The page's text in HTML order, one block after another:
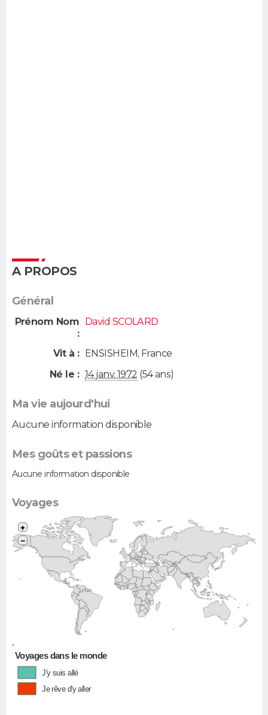
A PROPOS
Général
Prénom Nom
:
David SCOLARD
Vit à : ENSISHEIM, France
Né le : 14 janv. 1972 (54 ans)
Ma vie aujourd'hui
Aucune information disponible
Mes goûts et passions
Aucune information disponible
Voyages
•
+
−
Voyages dans le monde
J'y suis allé
Je rêve d'y aller